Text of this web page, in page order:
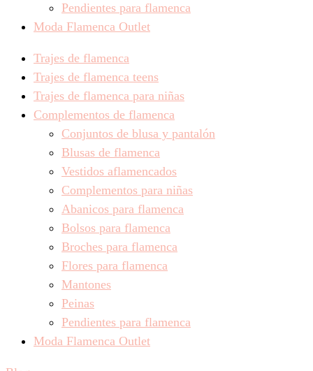
Pendientes para flamenca
Moda Flamenca Outlet
Trajes de flamenca
Trajes de flamenca teens
Trajes de flamenca para niñas
Complementos de flamenca
Conjuntos de blusa y pantalón
Blusas de flamenca
Vestidos aflamencados
Complementos para niñas
Abanicos para flamenca
Bolsos para flamenca
Broches para flamenca
Flores para flamenca
Mantones
Peinas
Pendientes para flamenca
Moda Flamenca Outlet